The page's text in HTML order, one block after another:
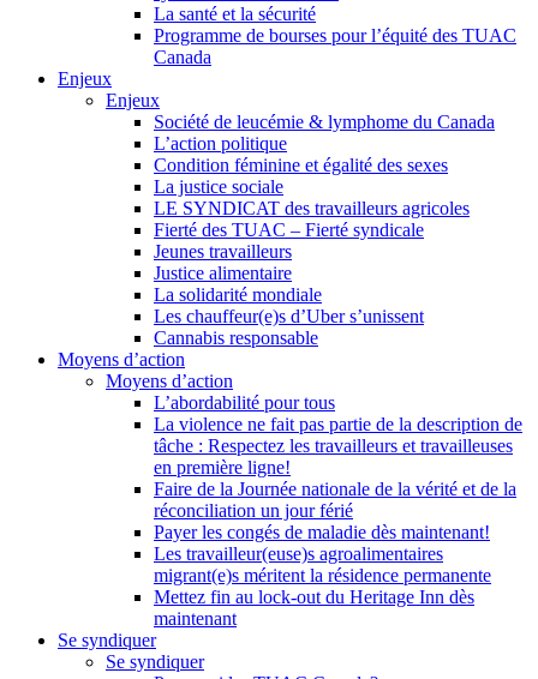
La santé et la sécurité
Programme de bourses pour l’équité des TUAC
Canada
Enjeux
Enjeux
Société de leucémie & lymphome du Canada
L’action politique
Condition féminine et égalité des sexes
La justice sociale
LE SYNDICAT des travailleurs agricoles
Fierté des TUAC – Fierté syndicale
Jeunes travailleurs
Justice alimentaire
La solidarité mondiale
Les chauffeur(e)s d’Uber s’unissent
Cannabis responsable
Moyens d’action
Moyens d’action
L’abordabilité pour tous
La violence ne fait pas partie de la description de
tâche : Respectez les travailleurs et travailleuses
en première ligne!
Faire de la Journée nationale de la vérité et de la
réconciliation un jour férié
Payer les congés de maladie dès maintenant!
Les travailleur(euse)s agroalimentaires
migrant(e)s méritent la résidence permanente
Mettez fin au lock-out du Heritage Inn dès
maintenant
Se syndiquer
Se syndiquer